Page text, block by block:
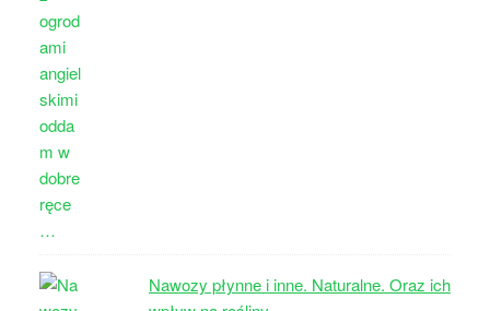
Nawozy płynne i inne. Naturalne. Oraz ich